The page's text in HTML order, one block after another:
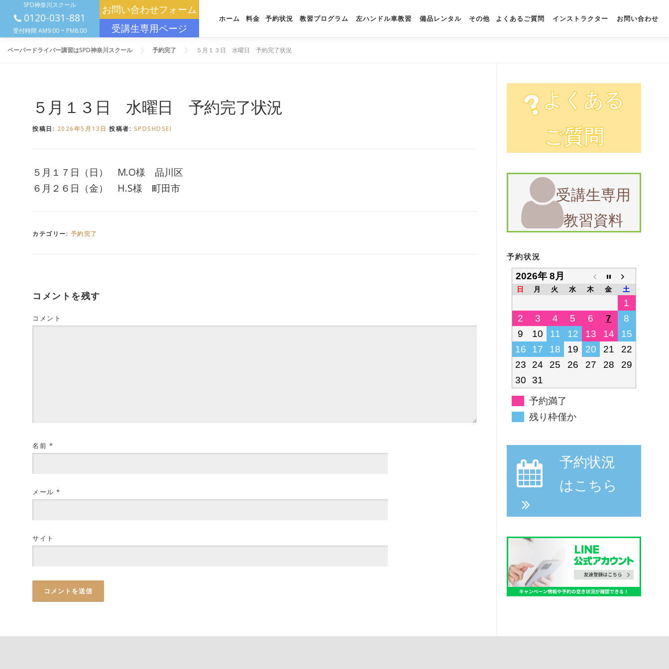
コンテンツへスキップ
ホーム 料金 予約状況 教習プログラム 左ハンドル車教習 備品レンタル その他 よくあるご質問 インストラクター お問い合わせ
SPD神奈川スクール
0120-031-881
受付時間 AM9:00 ~ PM8:00
お問い合わせフォーム
受講生専用ページ
ペーパードライバー講習はSPD神奈川スクール 予約完了 ５月１３日 水曜日 予約完了状況
５月１３日 水曜日 予約完了状況
投稿日: 2026年5月13日 投稿者: SPDSHDSEI
５月１７日（日） M.O様 品川区
６月２６日（金） H.S様 町田市
カテゴリー: 予約完了
コメントを残す
コメント
名前 *
メール *
サイト
よくある
ご質問
受講生専用
教習資料
予約状況
2026年 8月
日 月 火 水 木 金 土
1
2
3 4 5 6 7
8
9
10 11 12 13 14
15
16
17 18 19 20 21
22
23
24 25 26 27 28
29
30
31
予約満了
残り枠僅か
予約状況
はこちら